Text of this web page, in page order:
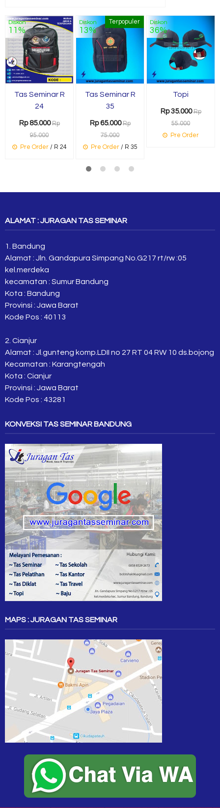
Diskon
11%
Tas Seminar R
24
Rp 85.000 Rp
95.000
Pre Order/ R 24
Terpopuler
Diskon
13%
Tas Seminar R
35
Rp 65.000 Rp
75.000
Pre Order/ R 35
Diskon
36%
Topi
Rp 35.000 Rp
55.000
Pre Order
ALAMAT : JURAGAN TAS SEMINAR
1. Bandung
Alamat : Jln. Gandapura Simpang No.G217 rt/rw :05
kel.merdeka
kecamatan : Sumur Bandung
Kota : Bandung
Provinsi : Jawa Barat
Kode Pos : 40113
2. Cianjur
Alamat : Jl.gunteng komp.LDII no 27 RT 04 RW 10 ds.bojong
Kecamatan : Karangtengah
Kota : Cianjur
Provinsi : Jawa Barat
Kode Pos : 43281
KONVEKSI TAS SEMINAR BANDUNG
MAPS : JURAGAN TAS SEMINAR